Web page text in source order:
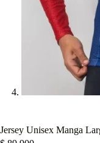
Jersey Unisex Manga